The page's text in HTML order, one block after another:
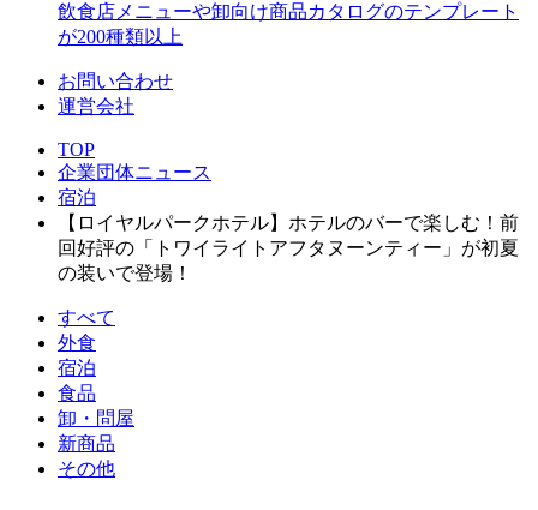
飲食店メニューや卸向け商品カタログのテンプレート
が200種類以上
お問い合わせ
運営会社
TOP
企業団体ニュース
宿泊
【ロイヤルパークホテル】ホテルのバーで楽しむ！前
回好評の「トワイライトアフタヌーンティー」が初夏
の装いで登場！
すべて
外食
宿泊
食品
卸・問屋
新商品
その他